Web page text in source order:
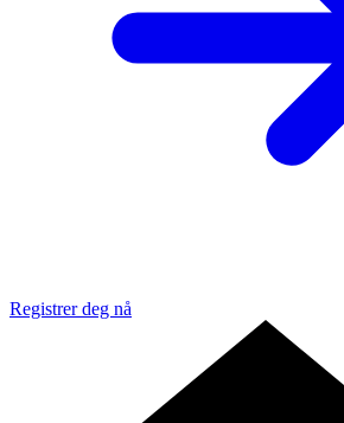
Registrer deg nå